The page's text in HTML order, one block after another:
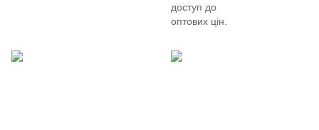
доступ до
оптових цін.